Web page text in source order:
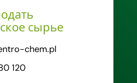
сырье
chem.pl
120